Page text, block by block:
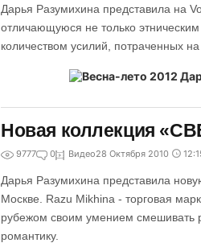
Дарья Разумихина представила на
отличающуюся не только
количеством усилий, потраченных
Новая коллекция
9777 0 Видео28 Октября 2010
Дарья Разумихина представила
Москве. Razu Mikhina - торговая
рубежом своим умением смешивать
романтику.